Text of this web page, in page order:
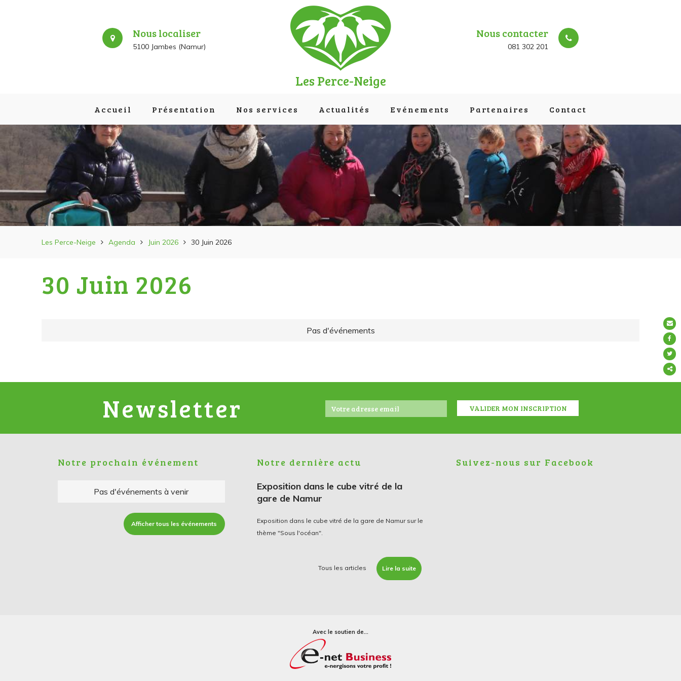
Les Perce-Neige
Nous localiser
5100 Jambes (Namur)
Nous contacter
081 302 201
Accueil Présentation Nos services Actualités Evénements Partenaires Contact
Les Perce-Neige Agenda Juin 2026 30 Juin 2026
30 Juin 2026
Pas d'événements
Newsletter
Notre prochain événement
Pas d'événements à venir
Afficher tous les événements
Notre dernière actu
Exposition dans le cube vitré de la
gare de Namur
Exposition dans le cube vitré de la gare de Namur sur le
thème "Sous l'océan".
Tous les articles Lire la suite
Suivez-nous sur Facebook
Avec le soutien de...